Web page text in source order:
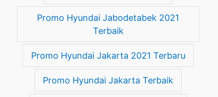
Promo Hyundai Jabodetabek 2021
Terbaik
Promo Hyundai Jakarta 2021 Terbaru
Promo Hyundai Jakarta Terbaik